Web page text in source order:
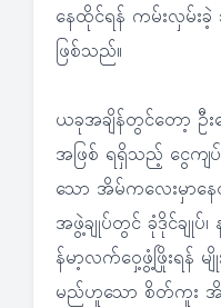
နေထိုင်ရန် ကမ်းလှမ်း
ဖြစ်သည်။
ယခုအချိန်တွင်တော့ ဦ
အဖြစ် ရရှိသည့် ငွေကျ
သော အိမ်ကလေးမှာနေ
အဖွဲ့ချုပ်တွင် ခုံဒိုင်ချုပ်၊
န်မာ့လက်ဝှေ့ဖွံ့ဖြိုးရန် မ
မည်ဟူသော စိတ်ကူး အိ